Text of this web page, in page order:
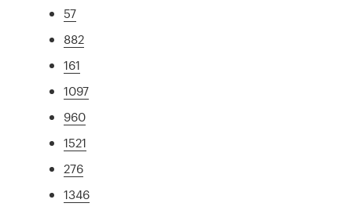
57
882
161
1097
960
1521
276
1346